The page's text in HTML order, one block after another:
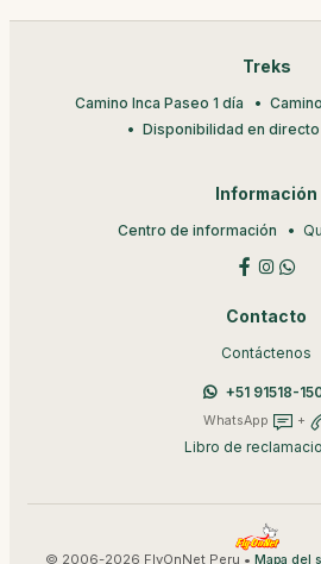
Treks
Camino Inca Paseo 1 día
Disponibilidad en directo
Información
Centro de información
Contacto
Contáctenos
+51 91518-
WhatsApp +
Libro de
© 2006-2026 FlyOnNet Peru • Mapa del